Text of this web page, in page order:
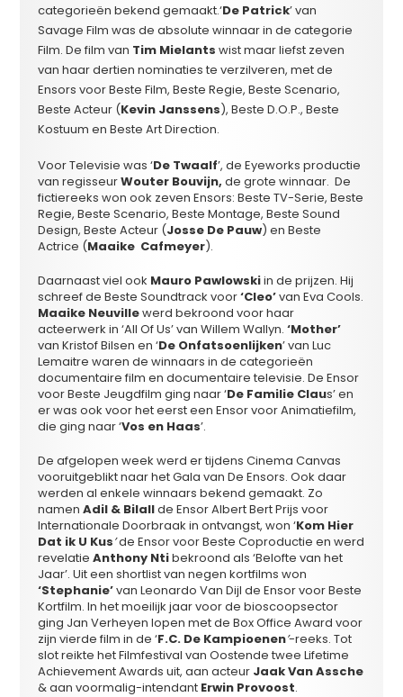
categorieën bekend gemaakt.‘De Patrick’ van
Savage Film was de absolute winnaar in de categorie
Film. De film van Tim Mielantswist maar liefst zeven
van haar dertien nominaties te verzilveren, met de
Ensors voor Beste Film, Beste Regie, Beste Scenario,
Beste Acteur (Kevin Janssens), Beste D.O.P., Beste
Kostuum en Beste Art Direction.
Voor Televisie was ‘De Twaalf’, de Eyeworks productie
van regisseurWouter Bouvijn, de grote winnaar. De
fictiereeks won ook zeven Ensors: Beste TV-Serie, Beste
Regie, Beste Scenario, Beste Montage, Beste Sound
Design, Beste Acteur (Josse De Pauw) en Beste
Actrice (Maaike Cafmeyer).
Daarnaast viel ook Mauro Pawlowskiin de prijzen. Hij
schreef de Beste Soundtrack voor‘Cleo’van Eva Cools.
Maaike Neuvillewerd bekroond voor haar
acteerwerk in ‘All Of Us’ van Willem Wallyn.‘Mother’
van Kristof Bilsen en ‘De Onfatsoenlijken’ van Luc
Lemaitre waren de winnaars in de categorieën
documentaire film en documentaire televisie. De Ensor
voor Beste Jeugdfilm ging naar ‘De Familie Claus’ en
er was ook voor het eerst een Ensor voor Animatiefilm,
die ging naar ‘Vos en Haas’.
De afgelopen week werd er tijdens Cinema Canvas
vooruitgeblikt naar het Gala van De Ensors. Ook daar
werden al enkele winnaars bekend gemaakt. Zo
namenAdil & Bilallde Ensor Albert Bert Prijs voor
Internationale Doorbraak in ontvangst, won ‘Kom Hier
Dat ik U Kus’de Ensor voor Beste Coproductie en werd
revelatieAnthony Ntibekroond als ‘Belofte van het
Jaar’. Uit een shortlist van negen kortfilms won
‘Stephanie’van Leonardo Van Dijl de Ensor voor Beste
Kortfilm. In het moeilijk jaar voor de bioscoopsector
ging Jan Verheyen lopen met de Box Office Award voor
zijn vierde film in de ‘F.C. De Kampioenen’-reeks. Tot
slot reikte het Filmfestival van Oostende twee Lifetime
Achievement Awards uit, aan acteur Jaak Van Assche
& aan voormalig-intendant Erwin Provoost.